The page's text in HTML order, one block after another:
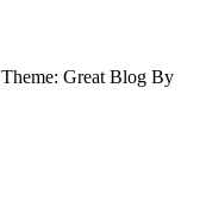
Theme: Great Blog By